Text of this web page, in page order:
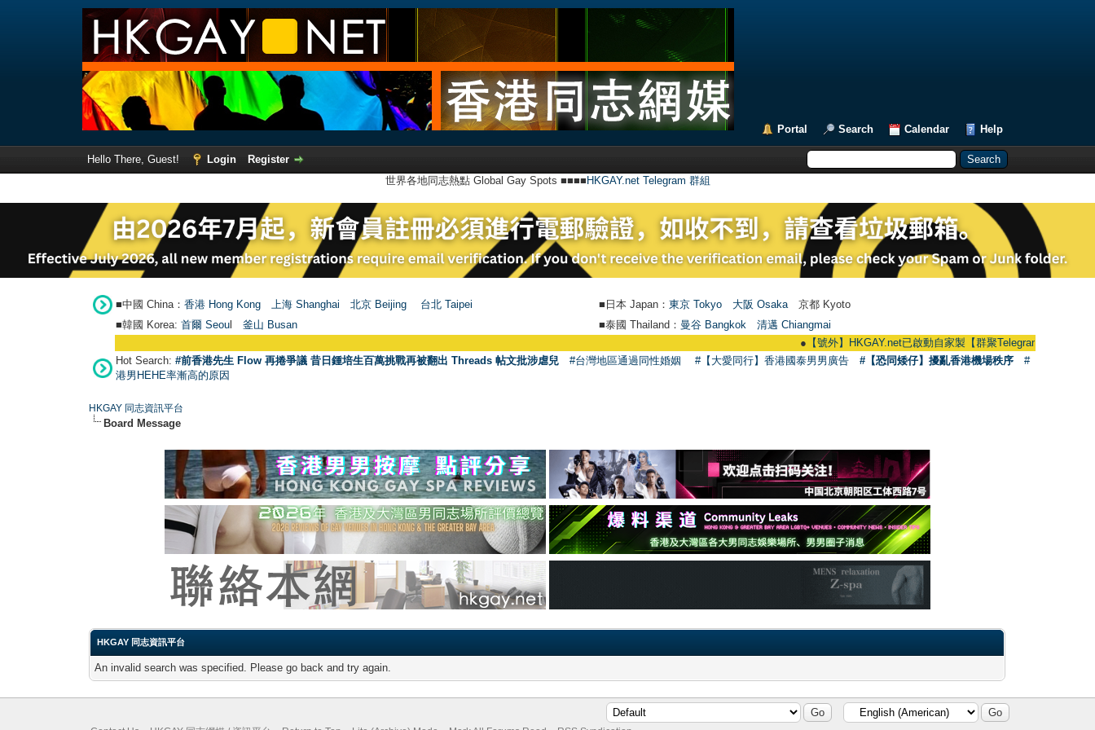
Portal Search Calendar Help
Hello There, Guest! Login
Register
世界各地同志熱點 Global Gay Spots ■■■■ HKGAY.net Telegram 群組
■中國 China： 香港 Hong Kong 上海 Shanghai 北京 Beijing 台北 Taipei ■日本 Japan： 東京 Tokyo 大阪 Osaka 京都 Kyoto
■韓國 Korea: 首爾 Seou 釜山 Busan ■泰國 Thailand： 曼谷 Bangkok
清邁 Chiangmai
【號外】HKGAY.net已啟動自家製【群聚Telegram群組】
Hot Search: #前香港先生 Flow 再捲爭議 昔日鍾培生百萬挑戰再被翻出 Threads 帖文批涉虐兒 #台灣地區通過同性婚姻 #【大愛同行】香港國泰男男廣告 #【恐同矮仔】擾亂香港機場秩序
#
港男HEHE率漸高的原因
HKGAY 同志資訊平台
Board Message
HKGAY 同志資訊平台
An invalid search was specified. Please go back and try again.